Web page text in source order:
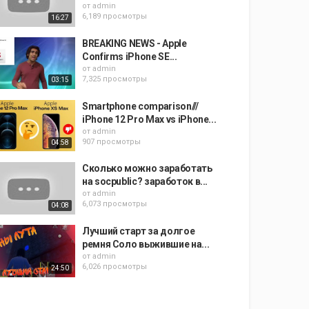
16:27
от admin
6,189 просмотры
03:15
BREAKING NEWS - Apple
Confirms iPhone SE...
от admin
7,325 просмотры
04:58
Smartphone comparison///
iPhone 12 Pro Max vs iPhone...
от admin
907 просмотры
04:08
Сколько можно заработать
на socpublic? заработок в...
от admin
6,073 просмотры
24:50
Лучший старт за долгое
ремня Соло выжившие на...
от admin
6,026 просмотры